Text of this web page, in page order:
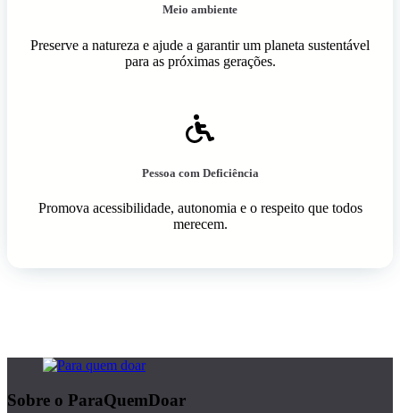
Meio ambiente
Preserve a natureza e ajude a garantir um planeta sustentável
para as próximas gerações.
Pessoa com Deficiência
Promova acessibilidade, autonomia e o respeito que todos
merecem.
Sobre o ParaQuemDoar